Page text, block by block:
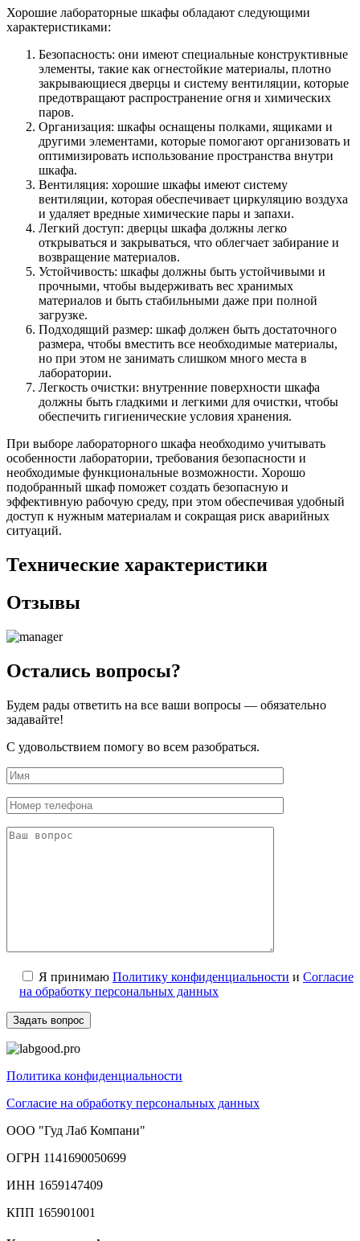
Хорошие лабораторные шкафы обладают следующими
характеристиками:
Безопасность: они имеют специальные конструктивные
элементы, такие как огнестойкие материалы, плотно
закрывающиеся дверцы и систему вентиляции, которые
предотвращают распространение огня и химических
паров.
Организация: шкафы оснащены полками, ящиками и
другими элементами, которые помогают организовать и
оптимизировать использование пространства внутри
шкафа.
Вентиляция: хорошие шкафы имеют систему
вентиляции, которая обеспечивает циркуляцию воздуха
и удаляет вредные химические пары и запахи.
Легкий доступ: дверцы шкафа должны легко
открываться и закрываться, что облегчает забирание и
возвращение материалов.
Устойчивость: шкафы должны быть устойчивыми и
прочными, чтобы выдерживать вес хранимых
материалов и быть стабильными даже при полной
загрузке.
Подходящий размер: шкаф должен быть достаточного
размера, чтобы вместить все необходимые материалы,
но при этом не занимать слишком много места в
лаборатории.
Легкость очистки: внутренние поверхности шкафа
должны быть гладкими и легкими для очистки, чтобы
обеспечить гигиенические условия хранения.
При выборе лабораторного шкафа необходимо учитывать
особенности лаборатории, требования безопасности и
необходимые функциональные возможности. Хорошо
подобранный шкаф поможет создать безопасную и
эффективную рабочую среду, при этом обеспечивая удобный
доступ к нужным материалам и сокращая риск аварийных
ситуаций.
Технические характеристики
Отзывы
Остались вопросы?
Будем рады ответить на все ваши вопросы — обязательно
задавайте!
С удовольствием помогу во всем разобраться.
Я принимаю Политику конфиденциальности и Согласие
на обработку персональных данных
Политика конфиденциальности
Согласие на обработку персональных данных
ООО "Гуд Лаб Компани"
ОГРН 1141690050699
ИНН 1659147409
КПП 165901001